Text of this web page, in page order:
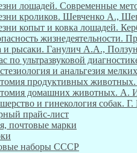
лошадей. Современные
кроликов. Шевченко А.,
копыт и ковка лошадей.
и рысаки. Ганулич А.А.,
по ультразвуковой
и анальгезия
продуктивных
домашних животных. А.
и гинекология собак.
прайс-лист
почтовые марки
наборы СССР